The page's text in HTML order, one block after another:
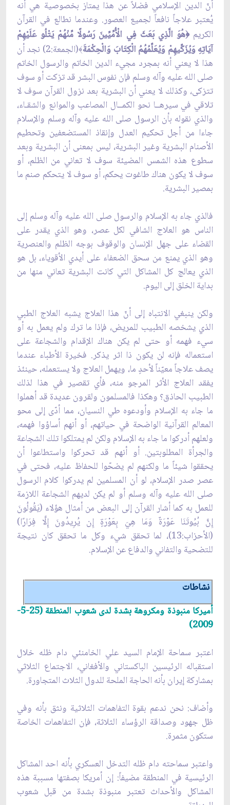
أنّ الدين الإسلامي فضلاً عن هذا يمتاز بخصوصية هي أنه
يُعتبر علاجاً نافعاً لجميع العصور. وعندما نطالع في القرآن
الكريم ﴿هُوَ الَّذِي بَعَثَ فِي الْأُمِّيِّينَ رَسُولًا مِّنْهُمْ يَتْلُو عَلَيْهِمْ
آيَاتِهِ وَيُزَكِّيهِمْ وَيُعَلِّمُهُمُ الْكِتَابَ وَالْحِكْمَةَ﴾
(الجمعة:2) نجد أن
هذا لا يعني أنه بمجرد مجيء الدين الخاتم والرسول الخاتم
صلى الله عليه وآله وسلم فإن نفوس البشر قد تزكت أو سوف
تتزكى، وكذلك لا يعني أن البشرية بعد نزول القرآن سوف لا
تلاقي في سيرهــا نحو الكمــال المصاعب والموانع والشقـاء،
والذي نقوله بأن الرسول صلى الله عليه وآله وسلم والإسلام
جاءا من أجل تحكيم العدل وإنقاذ المستضعفين وتحطيم
الأصنام البشرية وغير البشرية، ليس بمعنى أن البشرية وبعد
سطوع هذه الشمس المضيئة سوف لا تعاني من الظلم، أو
سوف لا يكون هناك طاغوت يحكم، أو سوف لا يتحكم صنم ما
بمصير البشرية.
فالذي جاء به الإسلام والرسول صلى الله عليه وآله وسلم إلى
الناس هو العلاج الشافي لكل عصر، وهو الذي يقدر على
القضاء على جهل الإنسان والوقوف بوجه الظلم والعنصرية
وهو الذي يمنع من سحق الضعفاء على أيدي الأقوياء، بل هو
الذي يعالج كل المشاكل التي كانت البشرية تعاني منها من
بداية الخلق إلى اليوم.
ولكن ينبغي الانتباه إلى أنّ هذا العلاج يشبه العلاج الطبي
الذي يشخصه الطبيب للمريض، فإذا ما ترك ولم يعمل به أو
سيء فهمه أو حتى لم يكن هناك الإقدام والشجاعة على
استعماله فإنه لن يكون ذا اثر يذكر. فخيرة الأطباء عندما
يصف علاجاً معيّناً لأحدٍ ما، ويهمل العلاج ولا يستعمله، حينئذ
يفقد العلاج الأثر المرجو منه، فأي تقصير في هذا لذلك
الطبيب الحاذق؟ وهكذا فالمسلمون ولقرون عديدة قد أهملوا
ما جاء به الإسلام وأودعوه طي النسيان، مما أدّى إلى محو
المعالم القرآنية الواضحة في حياتهم، أو أنهم أساؤوا فهمه،
ولعلهم أدركوا ما جاء به الإسلام ولكن لم يمتلكوا تلك الشجاعة
والجرأة المطلوبتين. أو أنهم قد تحركوا واستطاعوا أن
يحققوا شيئاً ما ولكنهم لم يضحّوا للحفاظ عليه، فحتى في
عصر صدر الإسلام، لو أن المسلمين لم يدركوا كلام الرسول
صلى الله عليه وآله وسلم أو لم يكن لديهم الشجاعة اللازمة
للعمل به كما أشار القرآن إلى البعض من أمثال هؤلاء (يَقُولُونَ
إِنَّ بُيُوتَنَا عَوْرَةٌ وَمَا هِيَ بِعَوْرَةٍ إِن يُرِيدُونَ إِلَّا فِرَارًا)
(الأحزاب:13)، لما تحقق شيء وكل ما تحقق كان نتيجة
للتضحية والتفاني والدفاع عن الإسلام.
نشاطات
أميركا منبوذة ومكروهة بشدة لدى شعوب المنطقة (25-5-
2009)
اعتبر سماحة الإمام السيد علي الخامنئي دام ظله خلال
استقباله الرئيسين الباكستاني والأفغاني، الاجتماع الثلاثي
بمشاركة إيران بأنه الحاجة الملحة للدول الثلاث المتجاورة.
وأضاف: نحن ندعم بقوة التفاهمات الثلاثية ونثق بأنه وفي
ظل جهود وصداقة الرؤساء الثلاثة، فإن التفاهمات الخاصة
ستكون مثمرة.
واعتبر سماحته دام ظله التدخل العسكري بأنه احد المشاكل
الرئيسية في المنطقة مضيفاً: إن أمريكا بصفتها مسببة هذه
المشاكل والأحداث تعتبر منبوذة بشدة من قبل شعوب